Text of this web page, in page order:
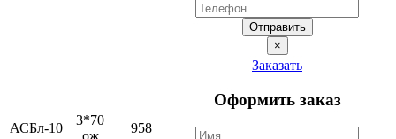
Отправить
×
АСБл-10
3*70
958
Заказать
Оформить заказ